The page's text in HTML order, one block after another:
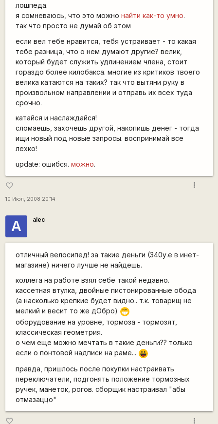
лошпеда.
я сомневаюсь, что это можно найти как-то умно.
так что просто не думай об этом
если вел тебе нравится, тебя устраивает - то какая
тебе разница, что о нем думают другие? велик,
который будет служить удлинением члена, стоит
гораздо более килобакса. многие из критиков твоего
велика катаются на таких? так что вытяни руку в
произвольном направлении и отправь их всех туда
срочно.
катайся и наслаждайся!
сломаешь, захочешь другой, накопишь денег - тогда
ищи новый под новые запросы. воспринимай все
лехко!
update: ошибся. можно.
favorite_border
10 Июл, 2008 20:14
more_vert
А alec
отличный велосипед! за такие деньги (340у.е в инет-
магазине) ничего лучше не найдешь.
коллега на работе взял себе такой недавно.
кассетная втулка, двойные пистонированные обода
(а насколько крепкие будет видно.. т.к. товарищ не
мелкий и весит то же дОбро) ;D
оборудование на уровне, тормоза - тормозят,
классическая геометрия.
о чем еще можно мечтать в такие деньги?? только
если о понтовой надписи на раме... |-))
правда, пришлось после покупки настраивать
переключатели, подгонять положение тормозных
ручек, манеток, рогов. сборщик настраивал "абы
отмазаццо"
favorite_border more_vert